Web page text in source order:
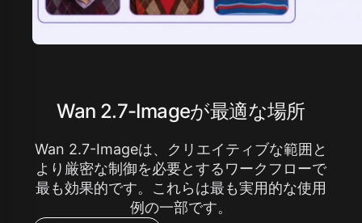
Wan 2.7-Imageが最適な場所
Wan 2.7-Imageは、クリエイティブな範囲と
より厳密な制御を必要とするワークフローで
最も効果的です。これらは最も実用的な使用
例の一部です。